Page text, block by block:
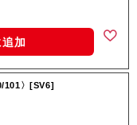
加
101〉[SV6]